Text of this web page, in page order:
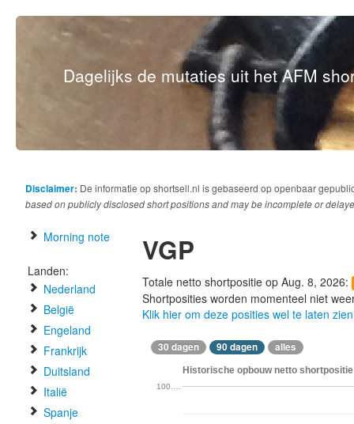
Dagelijks de mutaties uit het AFM
Disclaimer: De informatie op shortsell.nl is gebaseerd op openbaar
based on publicly disclosed short positions and may be incomplete or
Morning note
Landen:
Nederland
België
Engeland
Frankrijk
Duitsland
Italië
Spanje
VGP
Totale netto shortpositie op Aug. 8, 2026:
Shortposities worden momenteel niet
Klik hier om deze posities wel te laten zien
30 dagen 90 dagen alles
Historische opbouw netto
100.…